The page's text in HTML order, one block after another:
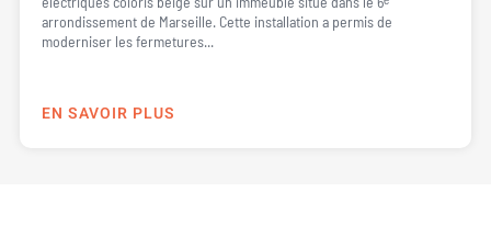
arrondissement de Marseille. Cette installation a permis de
moderniser les fermetures...
EN SAVOIR PLUS